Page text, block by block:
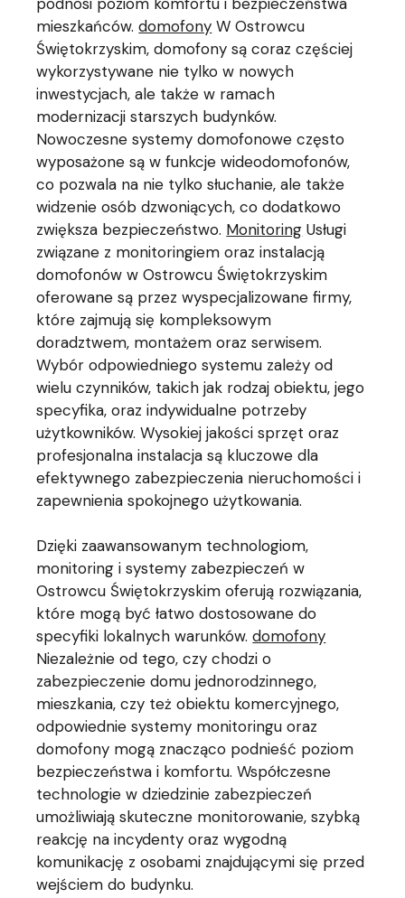
mieszkańców.domofony W Ostrowcu
Świętokrzyskim, domofony są coraz częściej
wykorzystywane nie tylko w nowych
inwestycjach, ale także w ramach
modernizacji starszych budynków.
Nowoczesne systemy domofonowe często
wyposażone są w funkcje wideodomofonów,
co pozwala na nie tylko słuchanie, ale także
widzenie osób dzwoniących, co dodatkowo
zwiększa bezpieczeństwo. Monitoring Usługi
związane z monitoringiem oraz instalacją
domofonów w Ostrowcu Świętokrzyskim
oferowane są przez wyspecjalizowane firmy,
które zajmują się kompleksowym
doradztwem, montażem oraz serwisem.
Wybór odpowiedniego systemu zależy od
wielu czynników, takich jak rodzaj obiektu, jego
specyfika, oraz indywidualne potrzeby
użytkowników. Wysokiej jakości sprzęt oraz
profesjonalna instalacja są kluczowe dla
efektywnego zabezpieczenia nieruchomości i
zapewnienia spokojnego użytkowania.
Dzięki zaawansowanym technologiom,
monitoring i systemy zabezpieczeń w
Ostrowcu Świętokrzyskim oferują rozwiązania,
które mogą być łatwo dostosowane do
specyfiki lokalnych warunków.domofony
Niezależnie od tego, czy chodzi o
zabezpieczenie domu jednorodzinnego,
mieszkania, czy też obiektu komercyjnego,
odpowiednie systemy monitoringu oraz
domofony mogą znacząco podnieść poziom
bezpieczeństwa i komfortu. Współczesne
technologie w dziedzinie zabezpieczeń
umożliwiają skuteczne monitorowanie, szybką
reakcję na incydenty oraz wygodną
komunikację z osobami znajdującymi się przed
wejściem do budynku.